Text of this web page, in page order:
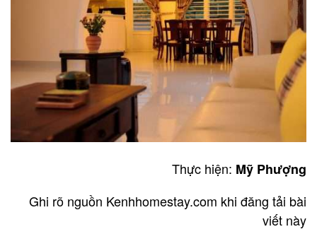
Thực hiện: Mỹ Phượng
Ghi rõ nguồn Kenhhomestay.com khi đăng tải bài
viết này